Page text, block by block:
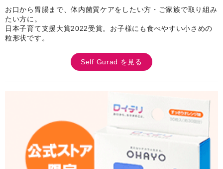
お口から胃腸まで、体内菌質ケアをしたい方・ご家族で取り組み
たい方に。
日本子育て支援大賞2022受賞。お子様にも食べやすい小さめの
粒形状です。
Self Gurad を見る